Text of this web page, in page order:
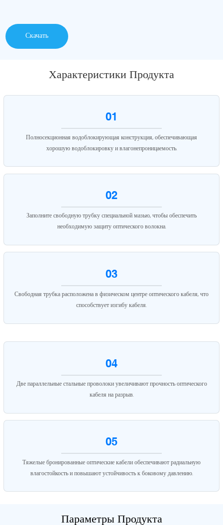
Скачать
Характеристики Продукта
01
Полносекционная водоблокирующая конструкция, обеспечивающая
хорошую водоблокировку и влагонепроницаемость.
02
Заполните свободную трубку специальной мазью, чтобы обеспечить
необходимую защиту оптического волокна.
03
Свободная трубка расположена в физическом центре оптического кабеля, что
способствует изгибу кабеля.
04
Две параллельные стальные проволоки увеличивают прочность оптического
кабеля на разрыв.
05
Тяжелые бронированные оптические кабели обеспечивают радиальную
влагостойкость и повышают устойчивость к боковому давлению.
Параметры Продукта